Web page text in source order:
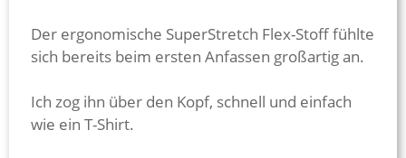
Der ergonomische SuperStretch Flex-Stoff fühlte
sich bereits beim ersten Anfassen großartig an.
Ich zog ihn über den Kopf, schnell und einfach
wie ein T-Shirt.